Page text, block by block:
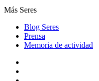
Más Seres
Blog Seres
Prensa
Memoria de actividad